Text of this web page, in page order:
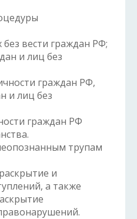
вести граждан РФ;
и лиц без
граждан РФ,
и лиц без
граждан РФ
трупам
и
а также